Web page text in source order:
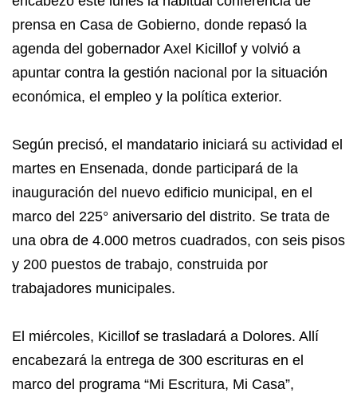
prensa en Casa de Gobierno, donde repasó la
agenda del gobernador Axel Kicillof y volvió a
apuntar contra la gestión nacional por la situación
económica, el empleo y la política exterior.
Según precisó, el mandatario iniciará su actividad el
martes en Ensenada, donde participará de la
inauguración del nuevo edificio municipal, en el
marco del 225° aniversario del distrito. Se trata de
una obra de 4.000 metros cuadrados, con seis pisos
y 200 puestos de trabajo, construida por
trabajadores municipales.
El miércoles, Kicillof se trasladará a Dolores. Allí
encabezará la entrega de 300 escrituras en el
marco del programa “Mi Escritura, Mi Casa”,